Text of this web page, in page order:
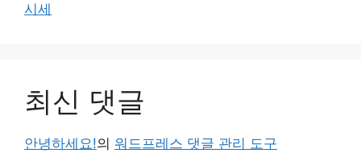
시세
최신 댓글
안녕하세요!의 워드프레스 댓글 관리 도구